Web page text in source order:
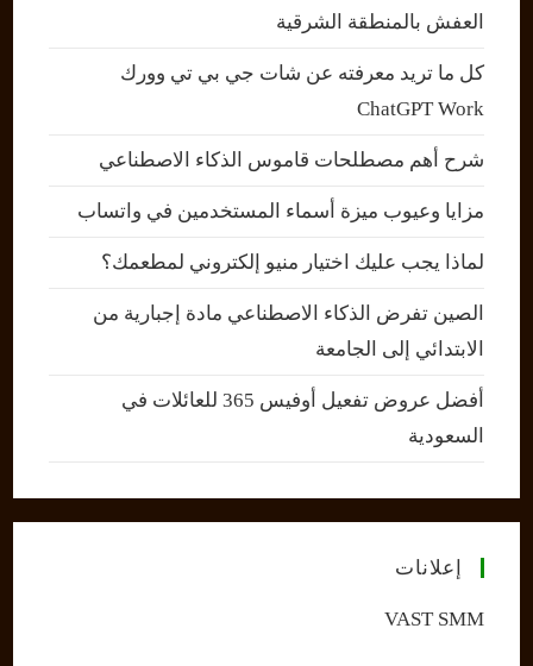
العفش بالمنطقة الشرقية
كل ما تريد معرفته عن شات جي بي تي وورك
ChatGPT Work
شرح أهم مصطلحات قاموس الذكاء الاصطناعي
مزايا وعيوب ميزة أسماء المستخدمين في واتساب
لماذا يجب عليك اختيار منيو إلكتروني لمطعمك؟
الصين تفرض الذكاء الاصطناعي مادة إجبارية من
الابتدائي إلى الجامعة
أفضل عروض تفعيل أوفيس 365 للعائلات في
السعودية
إعلانات
VAST SMM